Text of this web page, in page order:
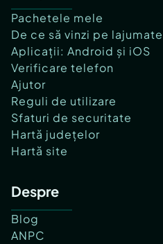
Pachetele mele
De ce să vinzi pe
Aplicații: Android și iOS
Verificare telefon
Ajutor
Reguli de utilizare
Sfaturi de securitate
Hartă județelor
Hartă site
Despre
Blog
ANPC